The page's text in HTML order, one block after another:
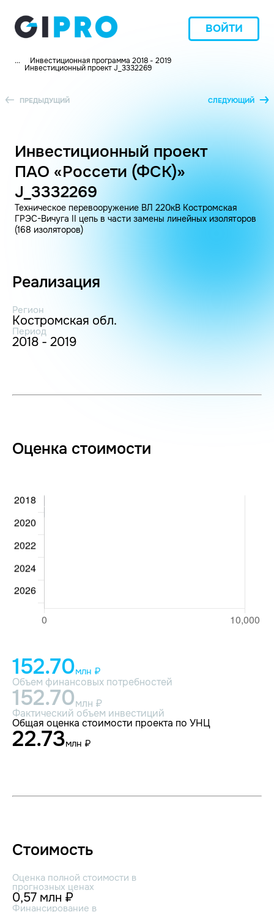
ВОЙТИ
... Инвестиционная программа 2018 - 2019
Инвестиционный проект J_3332269
ПРЕДЫДУЩИЙ СЛЕДУЮЩИЙ
Инвестиционный проект
ПАО «Россети (ФСК)»
J_3332269
Техническое перевооружение ВЛ 220кВ Костромская
ГРЭС-Вичуга II цепь в части замены линейных изоляторов
(168 изоляторов)
Реализация
Регион
Костромская обл.
Период
2018 - 2019
Оценка стоимости
152.70млн ₽
Объем финансовых потребностей
152.70млн ₽
Фактический объем инвестиций
Общая оценка стоимости проекта по УНЦ
22.73млн ₽
Стоимость
Оценка полной стоимости в
прогнозных ценах
0,57 млн ₽
Финансирование в